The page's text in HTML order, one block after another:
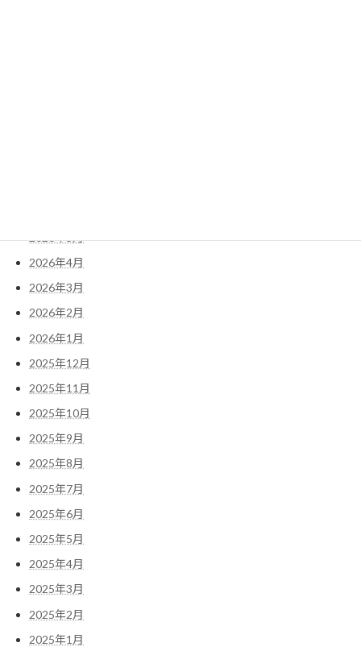
2026年5月
2026年4月
2026年3月
2026年2月
2026年1月
2025年12月
2025年11月
2025年10月
2025年9月
2025年8月
2025年7月
2025年6月
2025年5月
2025年4月
2025年3月
2025年2月
2025年1月